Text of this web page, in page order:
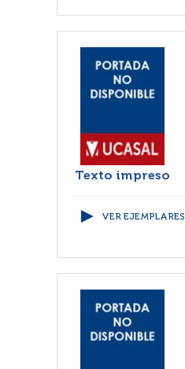
Texto impreso
VER EJEMPLARES